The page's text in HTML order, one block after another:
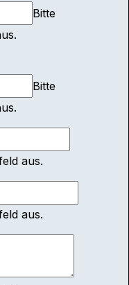
Bitte
Bitte
aus.
aus.